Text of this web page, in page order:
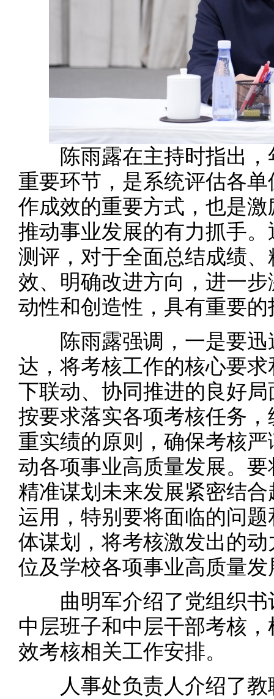
陈雨露在主持时指出，
重要环节，是系统评估各
作成效的重要方式，也是
推动事业发展的有力抓手
测评，对于全面总结成绩
效、明确改进方向，进一
动性和创造性，具有重要
陈雨露强调，一是要迅
达，将考核工作的核心要
下联动、协同推进的良好
按要求落实各项考核任务
重实绩的原则，确保考核
动各项事业高质量发展。
精准谋划未来发展紧密结
运用，特别要将面临的问
体谋划，将考核激发出的
位及学校各项事业高质量
曲明军介绍了党组织书
中层班子和中层干部考核
效考核相关工作安排。
人事处负责人介绍了教